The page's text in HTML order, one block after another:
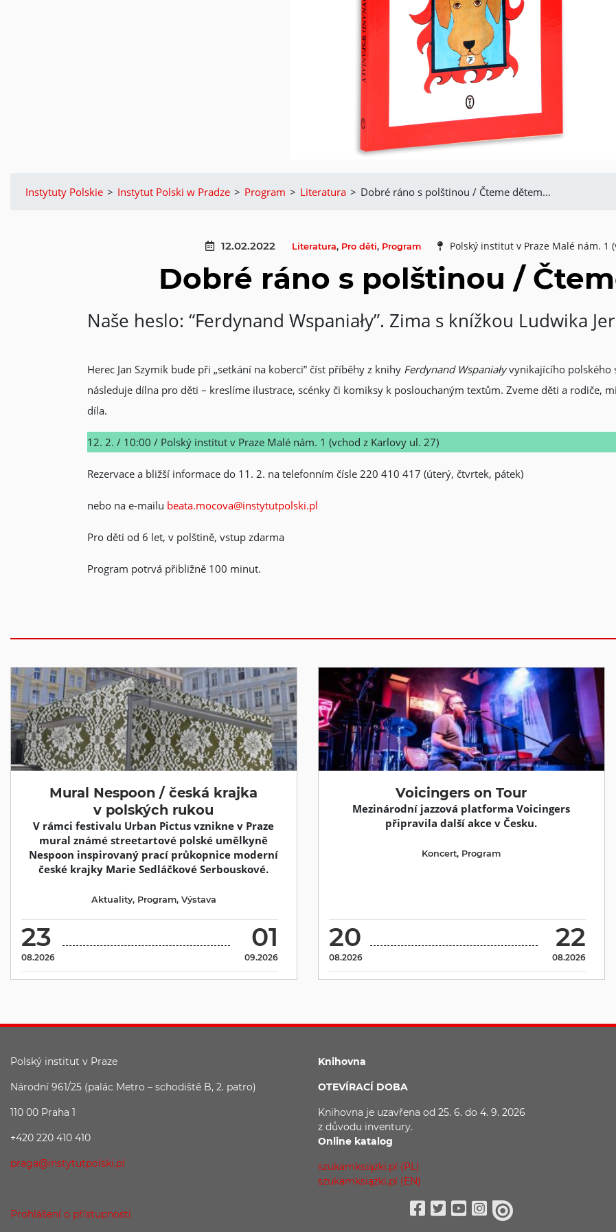
Instytuty Polskie > Instytut Polski w Pradze > Program > Literatura > Dobré ráno s polštinou / Čteme dětem…
12.02.2022 Literatura, Pro děti, Program Polský institut v Praze Malé nám. 1
Dobré ráno s polštinou /
Naše heslo: “Ferdynand Wspaniały”. Zima s knížkou Ludwika
Herec Jan Szymik bude při „setkání na koberci” číst příběhy z knihyFerdynand Wspaniałyvynikajícího polského
následuje dílna pro děti – kreslíme ilustrace, scénky či komiksy k poslouchaným textům. Zveme děti a rodiče,
díla.
12. 2. / 10:00 / Polský institut v Praze Malé nám. 1 (vchod z Karlovy ul. 27)
Rezervace a bližší informace do 11. 2. na telefonním čísle 220 410 417 (úterý, čtvrtek, pátek)
nebo na e-mailu beata.mocova@instytutpolski.pl
Pro děti od 6 let, v polštině, vstup zdarma
Program potrvá přibližně 100 minut.
Mural Nespoon / česká krajka
v polských rukou
V rámci festivalu Urban Pictus vznikne v Praze
mural známé streetartové polské umělkyně
Nespoon inspirovaný prací průkopnice moderní
české krajky Marie Sedláčkové Serbouskové.
23
08.2026
01
09.2026
Aktuality, Program, Výstava
Voicingers on Tour
Mezinárodní jazzová platforma Voicingers
připravila další akce v Česku.
20
08.2026
22
08.2026
Koncert, Program
Polský institut v Praze
Národní 961/25 (palác Metro – schodiště B, 2. patro)
110 00 Praha 1
+420 220 410 410
praga@instytutpolski.pl
Prohlášení o přístupnosti
Knihovna
OTEVÍRACÍ DOBA
Knihovna je uzavřena od 25. 6. do 4. 9. 2026
z důvodu inventury.
Online katalog
szukamksiążki.pl (PL)
szukamksiążki.pl (EN)